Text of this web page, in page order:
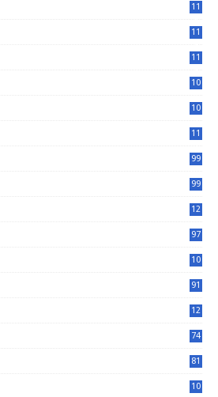
11
11
11
10
10
11
99
99
12
97
10
91
12
74
81
10